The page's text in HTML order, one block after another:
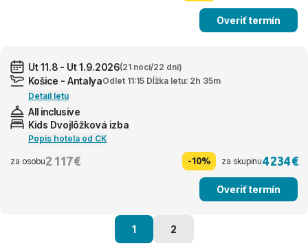
Overiť termín
Ut 11.8 - Ut 1.9.2026(21 nocí/22 dní)
Košice - AntalyaOdlet 11:15 Dĺžka letu: 2h 35m
Detail letu
All inclusive
Kids Dvojlôžková izba
Popis hotela od CK
za osobu2 117 € -10% za skupinu4 234 €
Overiť termín
1 2